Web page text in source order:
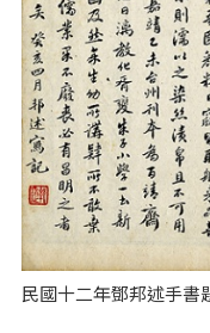
民國十二年鄧邦述手